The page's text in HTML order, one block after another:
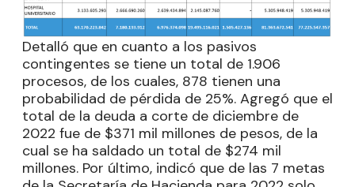
Detalló que en cuanto a los pasivos
contingentes se tiene un total de 1.906
procesos, de los cuales, 878 tienen una
probabilidad de pérdida de 25%. Agregó que el
total de la deuda a corte de diciembre de
2022 fue de $371 mil millones de pesos, de la
cual se ha saldado un total de $274 mil
millones. Por último, indicó que de las 7 metas